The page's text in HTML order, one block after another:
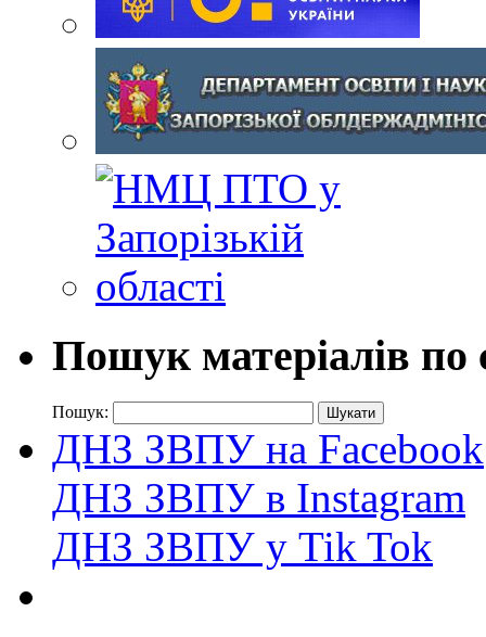
Пошук матеріалів по
Пошук:
ДНЗ ЗВПУ на Facebook
ДНЗ ЗВПУ в Instagram
ДНЗ ЗВПУ у Tik Tok